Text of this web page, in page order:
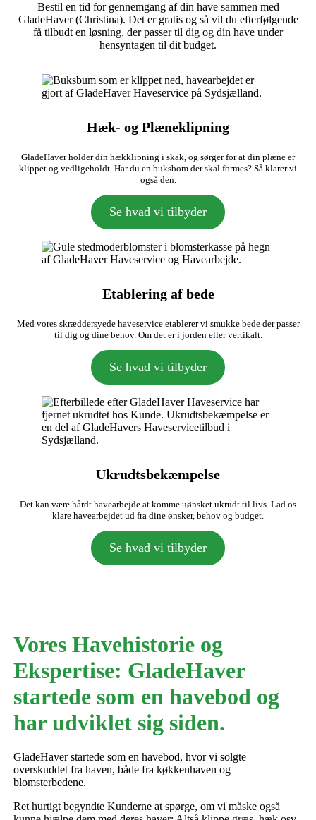
Bestil en tid for gennemgang af din have sammen med
GladeHaver (Christina). Det er gratis og så vil du efterfølgende
få tilbudt en løsning, der passer til dig og din have under
hensyntagen til dit budget.
Hæk- og Plæneklipning
GladeHaver holder din hækklipning i skak, og sørger for at din plæne er
klippet og vedligeholdt. Har du en buksbom der skal formes? Så klarer vi
også den.
Se hvad vi tilbyder
Etablering af bede
Med vores skræddersyede haveservice etablerer vi smukke bede der passer
til dig og dine behov. Om det er i jorden eller vertikalt.
Se hvad vi tilbyder
Ukrudtsbekæmpelse
Det kan være hårdt havearbejde at komme uønsket ukrudt til livs. Lad os
klare havearbejdet ud fra dine ønsker, behov og budget.
Se hvad vi tilbyder
Vores Havehistorie og
Ekspertise: GladeHaver
startede som en havebod og
har udviklet sig siden.
GladeHaver startede som en havebod, hvor vi solgte
overskuddet fra haven, både fra køkkenhaven og
blomsterbedene.
Ret hurtigt begyndte Kunderne at spørge, om vi måske også